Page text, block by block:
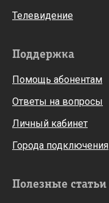
Телевидение
Поддержка
Помощь абонентам
Ответы на вопросы
Личный кабинет
Города подключения
Полезные статьи